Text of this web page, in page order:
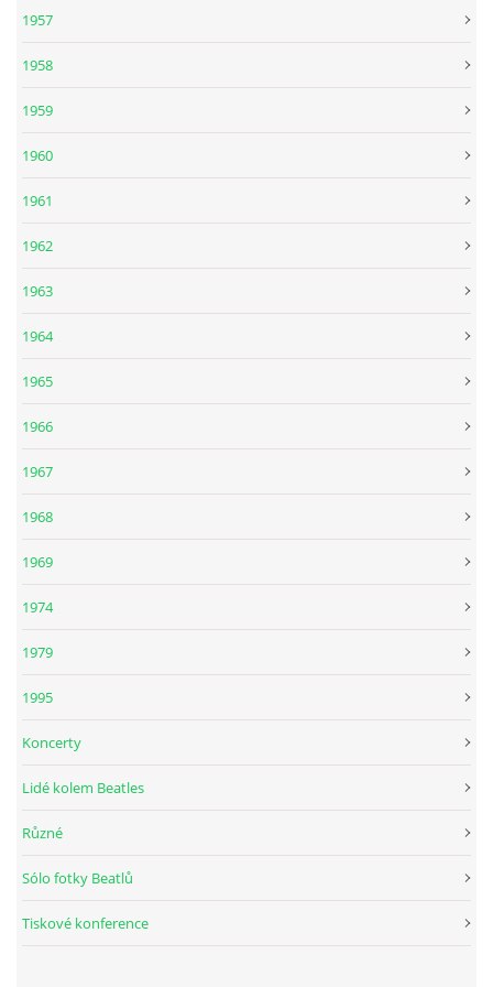
DISKOGRAFIE - EP
DISKOGRAFIE - EP III
DISKOGRAFIE - ALBA JINÁ
DISKOGRAFIE - ALBA RARITY II
DISKOGRAFIE - BOOTLEGY II
DISKOGRAFIE - BOOTLEGY IV
DISKOGRAFIE - BOOTLEGY VI
1957
1958
1959
1960
1961
1962
1963
1964
1965
1966
1967
1968
1969
1974
1979
1995
Koncerty
Lidé kolem Beatles
Různé
Sólo fotky Beatlů
Tiskové konference